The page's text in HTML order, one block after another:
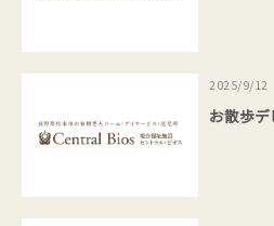
2025/9/12
お散歩デ